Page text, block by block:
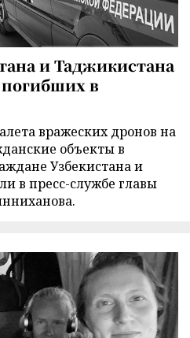
и Таджикистана
погибших в
вражеских дронов на
объекты в
Узбекистана и
в пресс-службе главы